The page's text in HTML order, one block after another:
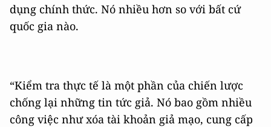
dụng chính thức. Nó nhiều hơn so với bất cứ
quốc gia nào.
“Kiểm tra thực tế là một phần của chiến lược
chống lại những tin tức giả. Nó bao gồm nhiều
công việc như xóa tài khoản giả mạo, cung cấp